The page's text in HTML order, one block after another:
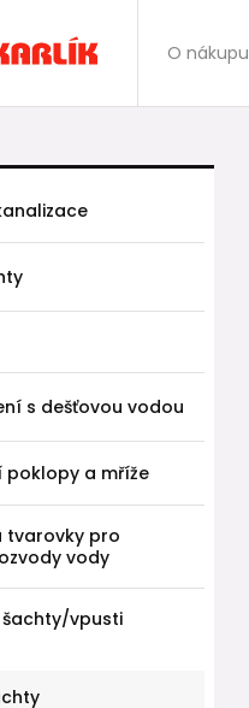
O nákupu
s dešťovou vodou
poklopy a mříže
tvarovky pro
vody
vpusti